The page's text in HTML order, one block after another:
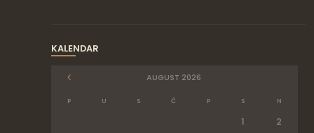
KALENDAR
AUGUST 2026
P U S Č P S N
1
2